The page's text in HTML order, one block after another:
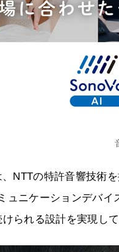
、NTTの特許音響技術
ュニケーションデバ
られる設計を実現して